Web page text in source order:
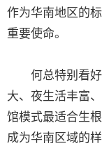
作为华南地区的
重要使命。
何总特别看好
大、夜生活丰富
馆模式最适合生
成为华南区域的